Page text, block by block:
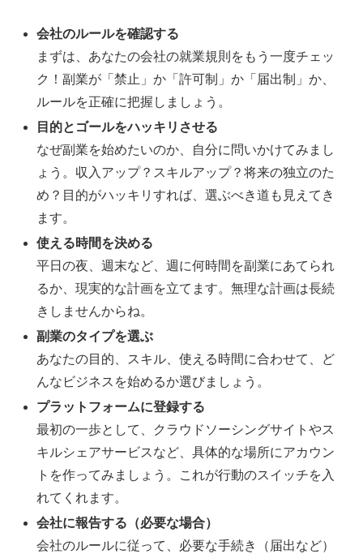
会社のルールを確認する
まずは、あなたの会社の就業規則をもう一度チェッ
ク！副業が「禁止」か「許可制」か「届出制」か、
ルールを正確に把握しましょう。
目的とゴールをハッキリさせる
なぜ副業を始めたいのか、自分に問いかけてみまし
ょう。収入アップ？スキルアップ？将来の独立のた
め？目的がハッキリすれば、選ぶべき道も見えてき
ます。
使える時間を決める
平日の夜、週末など、週に何時間を副業にあてられ
るか、現実的な計画を立てます。無理な計画は長続
きしませんからね。
副業のタイプを選ぶ
あなたの目的、スキル、使える時間に合わせて、ど
んなビジネスを始めるか選びましょう。
プラットフォームに登録する
最初の一歩として、クラウドソーシングサイトやス
キルシェアサービスなど、具体的な場所にアカウン
トを作ってみましょう。これが行動のスイッチを入
れてくれます。
会社に報告する（必要な場合）
会社のルールに従って、必要な手続き（届出など）